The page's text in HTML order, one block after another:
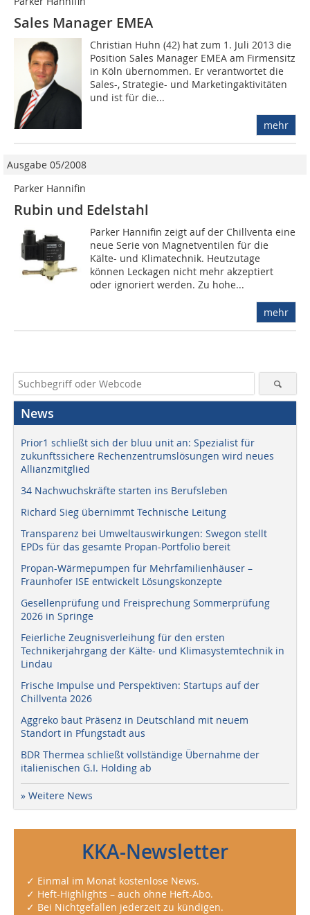
Sales Manager EMEA
Christian Huhn (42) hat zum 1. Juli 2013 die
Position Sales Manager EMEA am Firmensitz
in Köln übernommen. Er verantwortet die
Sales-, Strategie- und Marketingaktivitäten
und ist für die...
mehr
Ausgabe 05/2008
Parker Hannifin
Rubin und Edelstahl
Parker Hannifin zeigt auf der Chillventa eine
neue Serie von Magnetventilen für die
Kälte- und Klimatechnik. Heutzutage
können Leckagen nicht mehr akzeptiert
oder ignoriert werden. Zu hohe...
mehr
News
Prior1 schließt sich der bluu unit an: Spezialist für
zukunftssichere Rechenzentrumslösungen wird neues
Allianzmitglied
34 Nachwuchskräfte starten ins Berufsleben
Richard Sieg übernimmt Technische Leitung
Transparenz bei Umweltauswirkungen: Swegon stellt
EPDs für das gesamte Propan-Portfolio bereit
Propan-Wärmepumpen für Mehrfamilienhäuser –
Fraunhofer ISE entwickelt Lösungskonzepte
Gesellenprüfung und Freisprechung Sommerprüfung
2026 in Springe
Feierliche Zeugnisverleihung für den ersten
Technikerjahrgang der Kälte- und Klimasystemtechnik in
Lindau
Frische Impulse und Perspektiven: Startups auf der
Chillventa 2026
Aggreko baut Präsenz in Deutschland mit neuem
Standort in Pfungstadt aus
BDR Thermea schließt vollständige Übernahme der
italienischen G.I. Holding ab
» Weitere News
KKA-Newsletter
✓ Einmal im Monat kostenlose News.
✓ Heft-Highlights – auch ohne Heft-Abo.
✓ Bei Nichtgefallen jederzeit zu kündigen.